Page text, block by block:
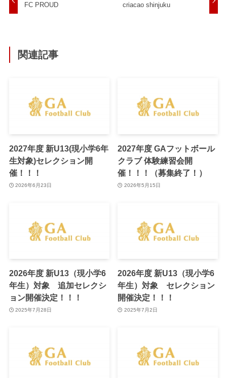
FC PROUD
criacao shinjuku
関連記事
2027年度 新U13(現小学6年
生対象)セレクション開
催！！！
2026年6月23日
2027年度 GAフットボール
クラブ 体験練習会開
催！！！（募集終了！）
2026年5月15日
2026年度 新U13（現小学6
年生）対象 追加セレクシ
ョン開催決定！！！
2025年7月28日
2026年度 新U13（現小学6
年生）対象 セレクション
開催決定！！！
2025年7月2日